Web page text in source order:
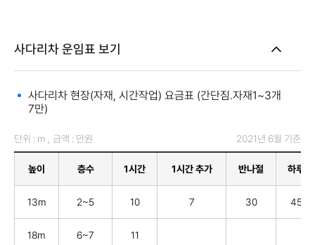
사다리차 운임표 보기
사다리차 현장(자재, 시간작업) 요금표 (간단짐.자재1~3개
7만)
단위 : m , 금액 : 만원 2021년 6월 기준
높이 층수 1시간 1시간 추가 반나절 하루
13m 2~5 10 7 30 45
18m 6~7
11